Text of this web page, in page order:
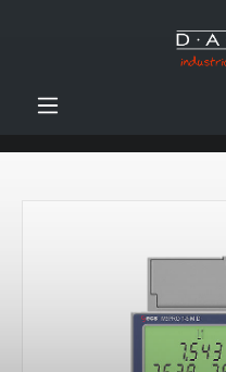
Zum Hauptinhalt springen
Bildergalerie